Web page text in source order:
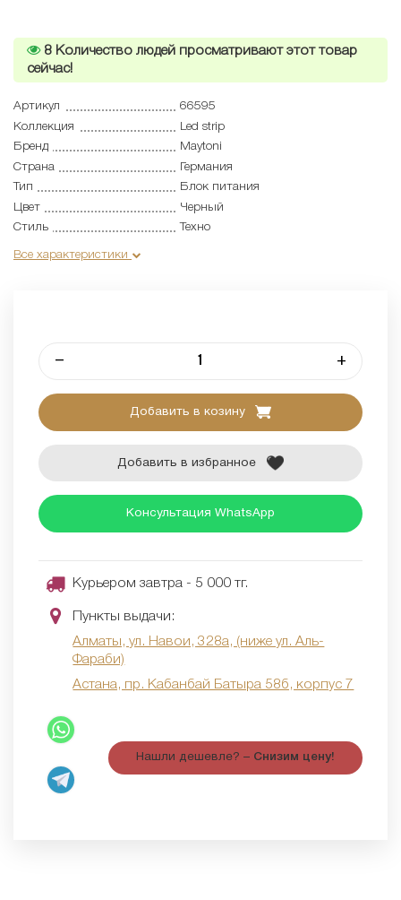
8 Количество людей просматривают этот товар
сейчас!
Артикул
66595
Коллекция
Led strip
Бренд
Maytoni
Страна
Германия
Тип
Блок питания
Цвет
Черный
Стиль
Техно
Все характеристики
– +
Добавить в козину
Добавить в избранное
Консультация WhatsApp
Курьером завтра - 5 000 тг.
Пункты выдачи:
Алматы, ул. Навои, 328а, (ниже ул. Аль-
Фараби)
Астана, пр. Кабанбай Батыра 58б, корпус 7
Нашли дешевле? – Снизим цену!